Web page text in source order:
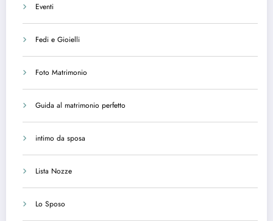
Eventi
Fedi e Gioielli
Foto Matrimonio
Guida al matrimonio perfetto
intimo da sposa
Lista Nozze
Lo Sposo